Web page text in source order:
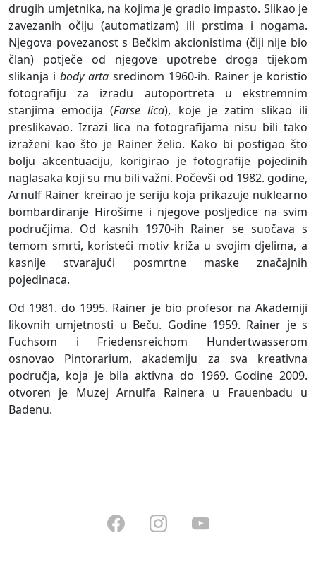
drugih umjetnika, na kojima je gradio impasto. Slikao je
zavezanih očiju (automatizam) ili prstima i nogama.
Njegova povezanost s Bečkim akcionistima (čiji nije bio
član) potječe od njegove upotrebe droga tijekom
slikanja i body arta sredinom 1960-ih. Rainer je koristio
fotografiju za izradu autoportreta u ekstremnim
stanjima emocija (Farse lica), koje je zatim slikao ili
preslikavao. Izrazi lica na fotografijama nisu bili tako
izraženi kao što je Rainer želio. Kako bi postigao što
bolju akcentuaciju, korigirao je fotografije pojedinih
naglasaka koji su mu bili važni. Počevši od 1982. godine,
Arnulf Rainer kreirao je seriju koja prikazuje nuklearno
bombardiranje Hirošime i njegove posljedice na svim
područjima. Od kasnih 1970-ih Rainer se suočava s
temom smrti, koristeći motiv križa u svojim djelima, a
kasnije stvarajući posmrtne maske značajnih
pojedinaca.
Od 1981. do 1995. Rainer je bio profesor na Akademiji
likovnih umjetnosti u Beču. Godine 1959. Rainer je s
Fuchsom i Friedensreichom Hundertwasserom
osnovao Pintorarium, akademiju za sva kreativna
područja, koja je bila aktivna do 1969. Godine 2009.
otvoren je Muzej Arnulfa Rainera u Frauenbadu u
Badenu.